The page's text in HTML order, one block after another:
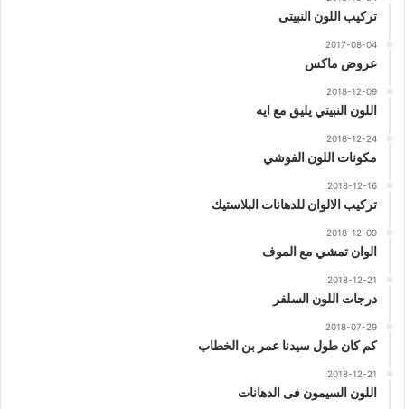
تركيب اللون النبيتى
2017-08-04
عروض ماكس
2018-12-09
اللون النبيتي يليق مع ايه
2018-12-24
مكونات اللون الفوشي
2018-12-16
تركيب الالوان للدهانات البلاستيك
2018-12-09
الوان تمشي مع الموف
2018-12-21
درجات اللون السلفر
2018-07-29
كم كان طول سيدنا عمر بن الخطاب
2018-12-21
اللون السيمون فى الدهانات